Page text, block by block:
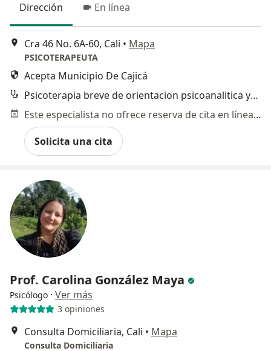
Dirección En línea
Cra 46 No. 6A-60, Cali • Mapa
PSICOTERAPEUTA
Acepta Municipio De Cajicá
Psicoterapia breve de orientacion psicoanalitica y psicoanalisis
Este especialista no ofrece reserva de cita en línea en esta dirección.
Solicita una cita
Prof. Carolina González Maya
Psicólogo · Ver más
3 opiniones
Consulta Domiciliaria, Cali • Mapa
Consulta Domiciliaria